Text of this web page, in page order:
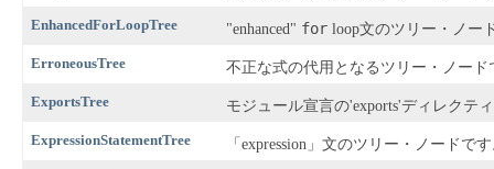
EnhancedForLoopTree "enhanced" for loop文のツリー・ノー
ErroneousTree 不正な式の代用となるツリー・ノード
ExportsTree モジュール宣言の'exports'ディレクテ
ExpressionStatementTree 「expression」文のツリー・ノードで